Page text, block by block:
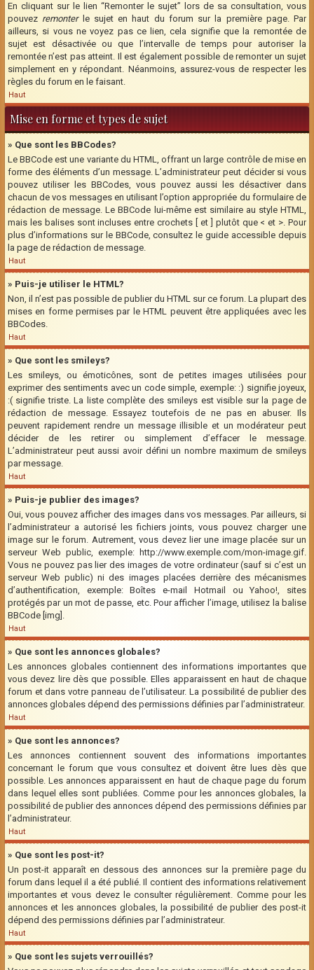
En cliquant sur le lien “Remonter le sujet” lors de sa consultation, vous
pouvez remonterle sujet en haut du forum sur la première page. Par
ailleurs, si vous ne voyez pas ce lien, cela signifie que la remontée de
sujet est désactivée ou que l’intervalle de temps pour autoriser la
remontée n’est pas atteint. Il est également possible de remonter un sujet
simplement en y répondant. Néanmoins, assurez-vous de respecter les
règles du forum en le faisant.
Haut
Mise en forme et types de sujet
» Que sont les BBCodes?
Le BBCode est une variante du HTML, offrant un large contrôle de mise en
forme des éléments d’un message. L’administrateur peut décider si vous
pouvez utiliser les BBCodes, vous pouvez aussi les désactiver dans
chacun de vos messages en utilisant l’option appropriée du formulaire de
rédaction de message. Le BBCode lui-même est similaire au style HTML,
mais les balises sont incluses entre crochets [ et ] plutôt que < et >. Pour
plus d’informations sur le BBCode, consultez le guide accessible depuis
la page de rédaction de message.
Haut
» Puis-je utiliser le HTML?
Non, il n’est pas possible de publier du HTML sur ce forum. La plupart des
mises en forme permises par le HTML peuvent être appliquées avec les
BBCodes.
Haut
» Que sont les smileys?
Les smileys, ou émoticônes, sont de petites images utilisées pour
exprimer des sentiments avec un code simple, exemple: :) signifie joyeux,
:( signifie triste. La liste complète des smileys est visible sur la page de
rédaction de message. Essayez toutefois de ne pas en abuser. Ils
peuvent rapidement rendre un message illisible et un modérateur peut
décider de les retirer ou simplement d’effacer le message.
L’administrateur peut aussi avoir défini un nombre maximum de smileys
par message.
Haut
» Puis-je publier des images?
Oui, vous pouvez afficher des images dans vos messages. Par ailleurs, si
l’administrateur a autorisé les fichiers joints, vous pouvez charger une
image sur le forum. Autrement, vous devez lier une image placée sur un
serveur Web public, exemple: http://www.exemple.com/mon-image.gif.
Vous ne pouvez pas lier des images de votre ordinateur (sauf si c’est un
serveur Web public) ni des images placées derrière des mécanismes
d’authentification, exemple: Boîtes e-mail Hotmail ou Yahoo!, sites
protégés par un mot de passe, etc. Pour afficher l’image, utilisez la balise
BBCode [img].
Haut
» Que sont les annonces globales?
Les annonces globales contiennent des informations importantes que
vous devez lire dès que possible. Elles apparaissent en haut de chaque
forum et dans votre panneau de l’utilisateur. La possibilité de publier des
annonces globales dépend des permissions définies par l’administrateur.
Haut
» Que sont les annonces?
Les annonces contiennent souvent des informations importantes
concernant le forum que vous consultez et doivent être lues dès que
possible. Les annonces apparaissent en haut de chaque page du forum
dans lequel elles sont publiées. Comme pour les annonces globales, la
possibilité de publier des annonces dépend des permissions définies par
l’administrateur.
Haut
» Que sont les post-it?
Un post-it apparaît en dessous des annonces sur la première page du
forum dans lequel il a été publié. Il contient des informations relativement
importantes et vous devez le consulter régulièrement. Comme pour les
annonces et les annonces globales, la possibilité de publier des post-it
dépend des permissions définies par l’administrateur.
Haut
» Que sont les sujets verrouillés?